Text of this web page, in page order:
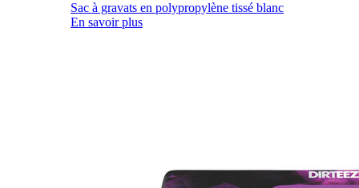
Sac à gravats en polypropylène tissé blanc
En savoir plus